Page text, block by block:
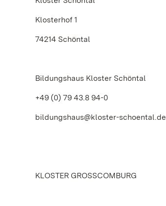
Klosterhof 1
74214 Schöntal
Bildungshaus Kloster Schöntal
+49 (0) 79 43.8 94-0
bildungshaus@kloster-schoental.de
KLOSTER GROSSCOMBURG